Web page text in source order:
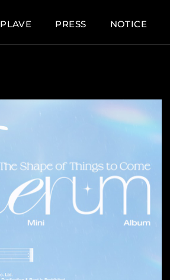
PLAVE PRESS NOTICE